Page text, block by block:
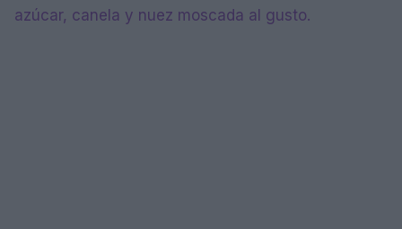
azúcar, canela y nuez moscada al gusto.